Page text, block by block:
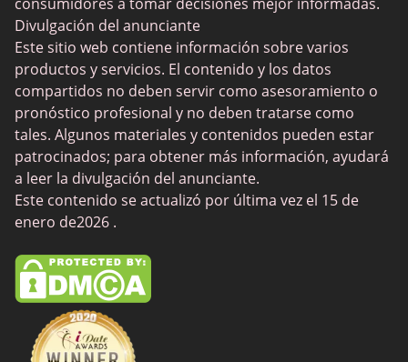
Chat Avenue
Mingle2
SwingLifestyle
Feabie
Chatib
Cougar Life
Sugardaddymeet
Spdate
AsianDate
FaceFlow
Divulgación del anunciante
Este sitio web contiene información sobre varios
productos y servicios. El contenido y los datos
compartidos no deben servir como asesoramiento o
pronóstico profesional y no deben tratarse como
tales. Algunos materiales y contenidos pueden estar
patrocinados; para obtener más información, ayudará
a leer la divulgación del anunciante.
Este contenido se actualizó por última vez el 15 de
enero de2026 .